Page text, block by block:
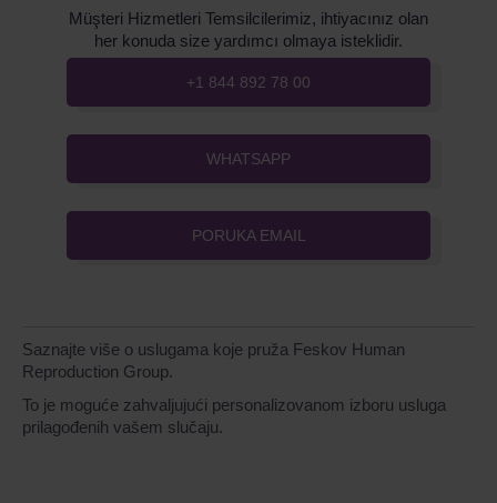
Müşteri Hizmetleri Temsilcilerimiz, ihtiyacınız olan
her konuda size yardımcı olmaya isteklidir.
+1 844 892 78 00
WHATSAPP
PORUKA EMAIL
Saznajte više o uslugama koje pruža Feskov Human
Reproduction Group.
To je moguće zahvaljujući personalizovanom izboru usluga
prilagođenih vašem slučaju.